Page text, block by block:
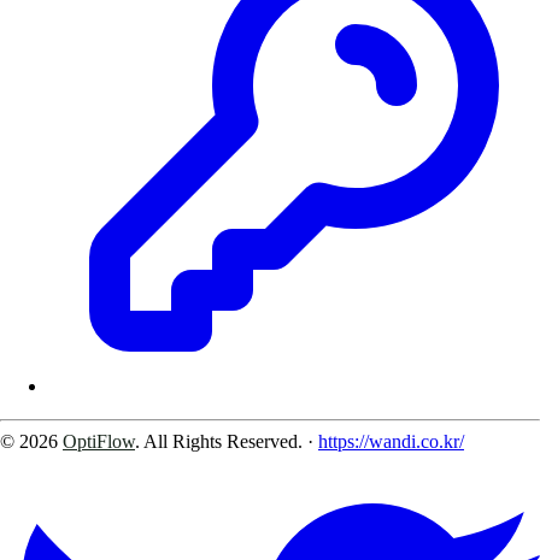
© 2026 OptiFlow. All Rights Reserved. · https://wandi.co.kr/